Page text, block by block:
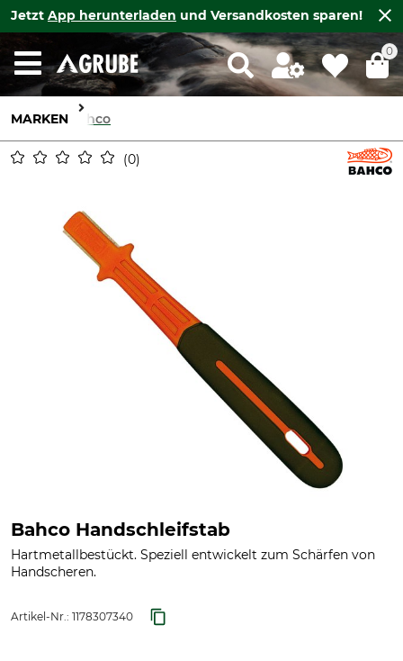
Jetzt App herunterladen und Versandkosten sparen!
0
MARKEN Bahco
0
Bahco Handschleifstab
Hartmetallbestückt. Speziell entwickelt zum Schärfen von
Handscheren.
Artikel-Nr.: 1178307340